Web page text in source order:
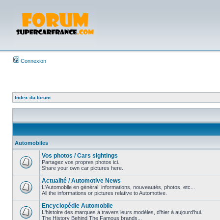
Connexion
Index du forum
Automobiles
Vos photos / Cars sightings
Partagez vos propres photos ici.
Share your own car pictures here.
Actualité / Automotive News
L'Automobile en général: informations, nouveautés, photos, etc...
All the informations or pictures relative to Automotive.
Encyclopédie Automobile
L'histoire des marques à travers leurs modèles, d'hier à aujourd'hui.
The History Behind The Famous brands...